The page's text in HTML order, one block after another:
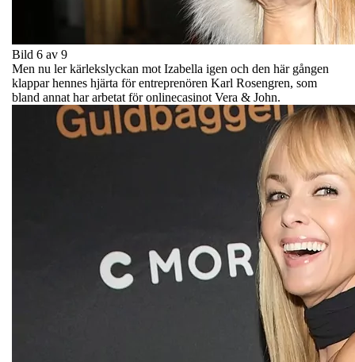
Bild 6 av 9
Men nu ler kärlekslyckan mot Izabella igen och den här gången
klappar hennes hjärta för entreprenören Karl Rosengren, som
bland annat har arbetat för onlinecasinot Vera & John.